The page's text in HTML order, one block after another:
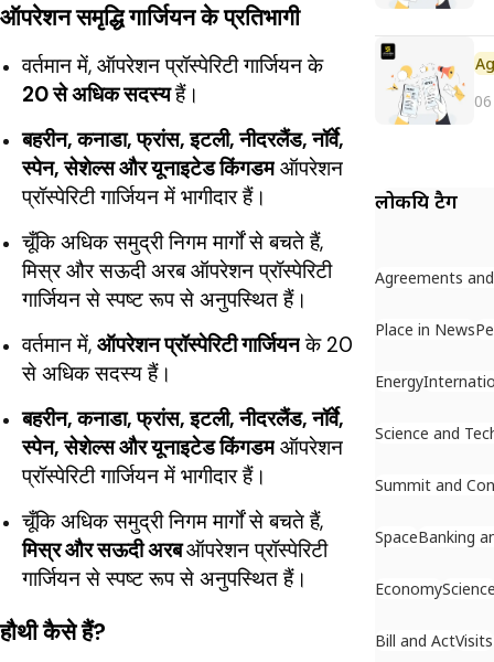
ऑपरेशन समृद्धि गार्जियन के प्रतिभागी
वर्तमान में, ऑपरेशन प्रॉस्पेरिटी गार्जियन के
20 से अधिक सदस्यहैं।
बहरीन, कनाडा, फ्रांस, इटली, नीदरलैंड, नॉर्वे,
स्पेन, सेशेल्स और यूनाइटेड किंगडम ऑपरेशन
प्रॉस्पेरिटी गार्जियन में भागीदार हैं।
चूँकि अधिक समुद्री निगम मार्गों से बचते हैं,
मिस्र और सऊदी अरब ऑपरेशन प्रॉस्पेरिटी
गार्जियन से स्पष्ट रूप से अनुपस्थित हैं।
वर्तमान में, ऑपरेशन प्रॉस्पेरिटी गार्जियनके 20
से अधिक सदस्य हैं।
बहरीन, कनाडा, फ्रांस, इटली, नीदरलैंड, नॉर्वे,
स्पेन, सेशेल्स और यूनाइटेड किंगडम ऑपरेशन
प्रॉस्पेरिटी गार्जियन में भागीदार हैं।
चूँकि अधिक समुद्री निगम मार्गों से बचते हैं,
मिस्र और सऊदी अरबऑपरेशन प्रॉस्पेरिटी
गार्जियन से स्पष्ट रूप से अनुपस्थित हैं।
हौथी कैसे हैं?
लोकप्रिय टैग
Agreements
Place in News
Energy
Science and
Summit and
SpaceBanking
Economy
Bill and ActVisits